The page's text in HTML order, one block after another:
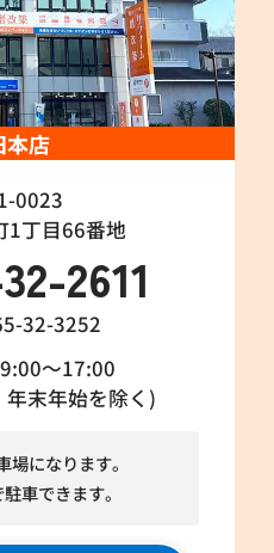
本店
0023
1丁目66番地
2611
32-3252
～17:00
末年始を除く)
になります。
車できます。